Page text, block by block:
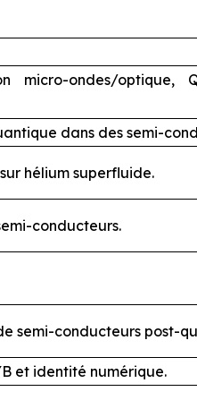
micro-ondes/
dans des semi-
hélium superfluide.
conducteurs.
semi-conducteurs post-
et identité numérique.